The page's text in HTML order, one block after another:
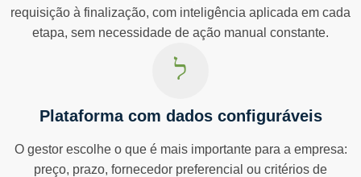
requisição à finalização, com inteligência aplicada em cada
etapa, sem necessidade de ação manual constante.
Plataforma com dados configuráveis
O gestor escolhe o que é mais importante para a empresa:
preço, prazo, fornecedor preferencial ou critérios de